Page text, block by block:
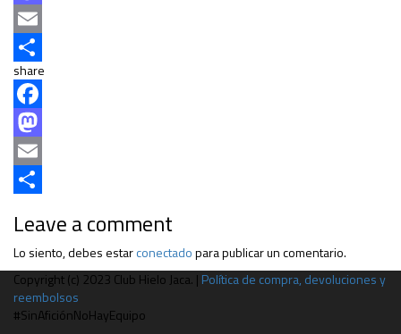
Mastodon
Email
Compartir
share
Facebook
Mastodon
Email
Leave a comment
Lo siento, debes estarconectadopara publicar un comentario.
Copyright (c) 2023 Club Hielo Jaca. | Política de compra, devoluciones y
reembolsos
#SinAficiónNoHayEquipo